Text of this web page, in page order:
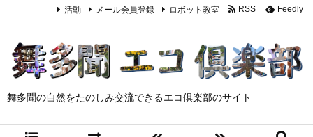
舞多聞の自然をたのしみ交流できるエコ倶楽部のサイト
活動 メール会員登録 ロボット教室 RSS Feedly